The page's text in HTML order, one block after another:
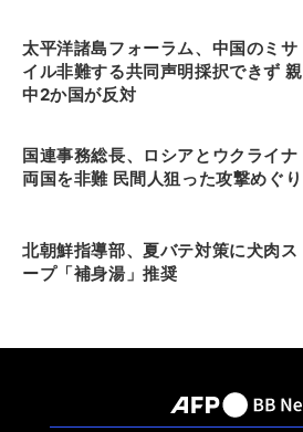
太平洋諸島フォーラム、中国のミサ
イル非難する共同声明採択できず 親
中2か国が反対
国連事務総長、ロシアとウクライナ
両国を非難 民間人狙った攻撃めぐり
北朝鮮指導部、夏バテ対策に犬肉ス
ープ「補身湯」推奨